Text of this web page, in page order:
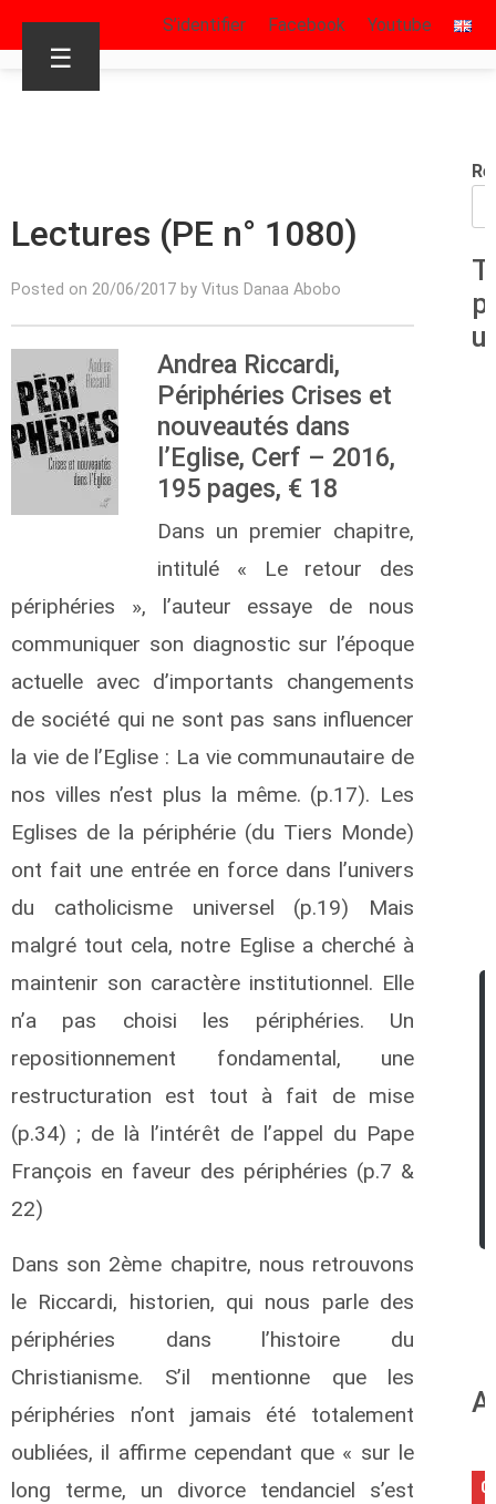
S’identifier Facebook Youtube
☰
Lectures (PE n° 1080)
Posted on 20/06/2017 by Vitus Danaa Abobo
Andrea Riccardi,
Périphéries Crises et
nouveautés dans
l’Eglise, Cerf – 2016,
195 pages, € 18
Dans un premier chapitre,
intitulé « Le retour des
périphéries », l’auteur essaye de nous
communiquer son diagnostic sur l’époque
actuelle avec d’importants changements
de société qui ne sont pas sans influencer
la vie de l’Eglise : La vie communautaire de
nos villes n’est plus la même. (p.17). Les
Eglises de la périphérie (du Tiers Monde)
ont fait une entrée en force dans l’univers
du catholicisme universel (p.19) Mais
malgré tout cela, notre Eglise a cherché à
maintenir son caractère institutionnel. Elle
n’a pas choisi les périphéries. Un
repositionnement fondamental, une
restructuration est tout à fait de mise
(p.34) ; de là l’intérêt de l’appel du Pape
François en faveur des périphéries (p.7 &
22)
Dans son 2ème chapitre, nous retrouvons
le Riccardi, historien, qui nous parle des
périphéries dans l’histoire du
Christianisme. S’il mentionne que les
périphéries n’ont jamais été totalement
oubliées, il affirme cependant que « sur le
long terme, un divorce tendanciel s’est